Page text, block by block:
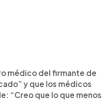
médico del firmante de
y que los médicos
“Creo que lo que menos